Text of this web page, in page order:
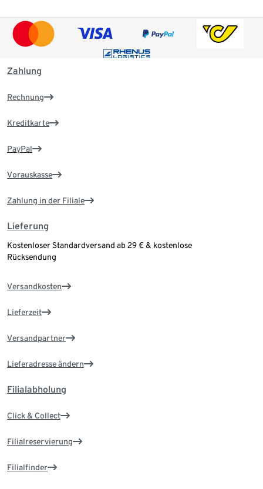
Zahlung
Rechnung
Kreditkarte
PayPal
Vorauskasse
Zahlung in der Filiale
Lieferung
Kostenloser Standardversand ab 29 € & kostenlose
Rücksendung
Versandkosten
Lieferzeit
Versandpartner
Lieferadresse ändern
Filialabholung
Click & Collect
Filialreservierung
Filialfinder